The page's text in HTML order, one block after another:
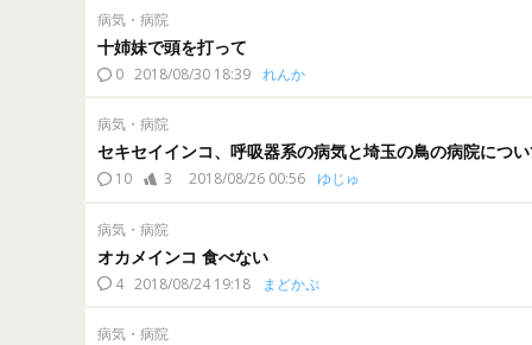
病気・病院
十姉妹で頭を打って
0 2018/08/30 18:39 れんか
病気・病院
セキセイインコ、呼吸器系の病気と埼玉の鳥の病院につ
10 3 2018/08/26 00:56 ゆじゅ
病気・病院
オカメインコ 食べない
4 2018/08/24 19:18 まどかぷ
病気・病院